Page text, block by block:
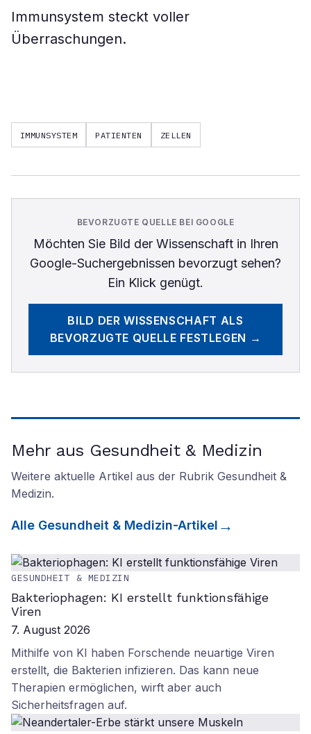
Immunsystem steckt voller
Überraschungen.
IMMUNSYSTEM PATIENTEN ZELLEN
BEVORZUGTE QUELLE BEI GOOGLE
Möchten Sie Bild der Wissenschaftin Ihren
Google-Suchergebnissen bevorzugt sehen?
Ein Klick genügt.
BILD DER WISSENSCHAFT ALS
BEVORZUGTE QUELLE FESTLEGEN →
Mehr aus Gesundheit & Medizin
Weitere aktuelle Artikel aus der Rubrik Gesundheit &
Medizin.
Alle Gesundheit & Medizin-Artikel
GESUNDHEIT & MEDIZIN
Bakteriophagen: KI erstellt funktionsfähige
Viren
7. August 2026
Mithilfe von KI haben Forschende neuartige Viren
erstellt, die Bakterien infizieren. Das kann neue
Therapien ermöglichen, wirft aber auch
Sicherheitsfragen auf.